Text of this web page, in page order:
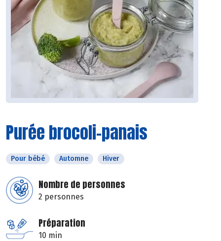
Purée brocoli-panais
Pour bébé Automne Hiver
Nombre de personnes
2 personnes
Préparation
10 min